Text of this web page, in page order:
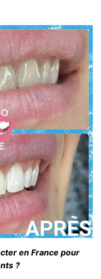
en France pour
?